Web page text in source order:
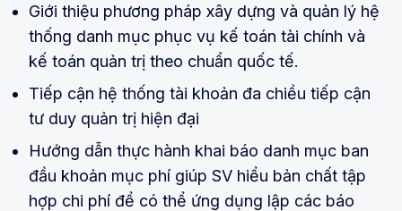
Giới thiệu phương pháp xây dựng và quản lý hệ
thống danh mục phục vụ kế toán tài chính và
kế toán quản trị theo chuẩn quốc tế.
Tiếp cận hệ thống tài khoản đa chiều tiếp cận
tư duy quản trị hiện đại
Hướng dẫn thực hành khai báo danh mục ban
đầu khoản mục phí giúp SV hiểu bản chất tập
hợp chi phí để có thể ứng dụng lập các báo